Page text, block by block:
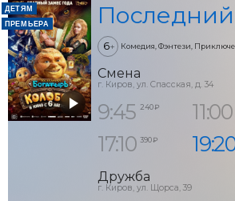
ДЕТЯМ
ПРЕМЬЕРА
6+ Комедия, Фэнтези,
Смена
г. Киров, ул. Спасская, д. 34
9:45 240 ₽ 11:00
17:10 390 ₽
Дружба
г. Киров, ул. Щорса, 39